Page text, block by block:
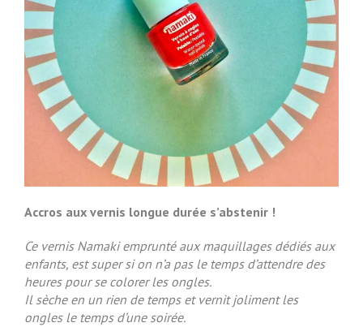
Accros aux vernis longue durée s’abstenir !
Ce vernis Namaki emprunté aux maquillages dédiés aux
enfants, est super si on n’a pas le temps d’attendre des
heures pour se colorer les ongles.
Il sèche en un rien de temps et vernit joliment les
ongles le temps d’une soirée.